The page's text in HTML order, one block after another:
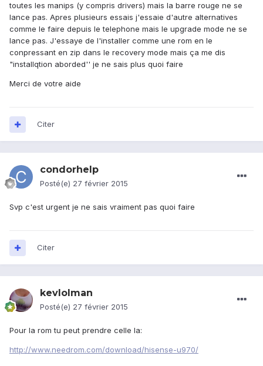
toutes les manips (y compris drivers) mais la barre rouge ne se
lance pas. Apres plusieurs essais j'essaie d'autre alternatives
comme le faire depuis le telephone mais le upgrade mode ne se
lance pas. J'essaye de l'installer comme une rom en le
conpressant en zip dans le recovery mode mais ça me dis
"installqtion aborded'' je ne sais plus quoi faire
Merci de votre aide
Citer
condorhelp
Posté(e) 27 février 2015
Svp c'est urgent je ne sais vraiment pas quoi faire
Citer
kevlolman
Posté(e) 27 février 2015
Pour la rom tu peut prendre celle la:
http://www.needrom.com/download/hisense-u970/